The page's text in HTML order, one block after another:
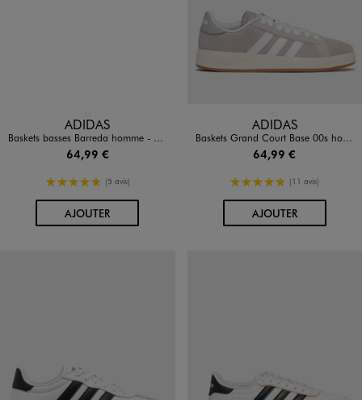
Disponible en 1 coloris
ADIDAS
Baskets basses Barreda homme - Adidas
64,99 €
5/5 de moyenne
(5 avis)
AJOUTERAU PANIER
Disponible en 1 coloris
ADIDAS
Baskets Grand Court Base 00s homme - Adidas
64,99 €
5/5 de moyenne
(11 avis)
AJOUTERAU PANIER